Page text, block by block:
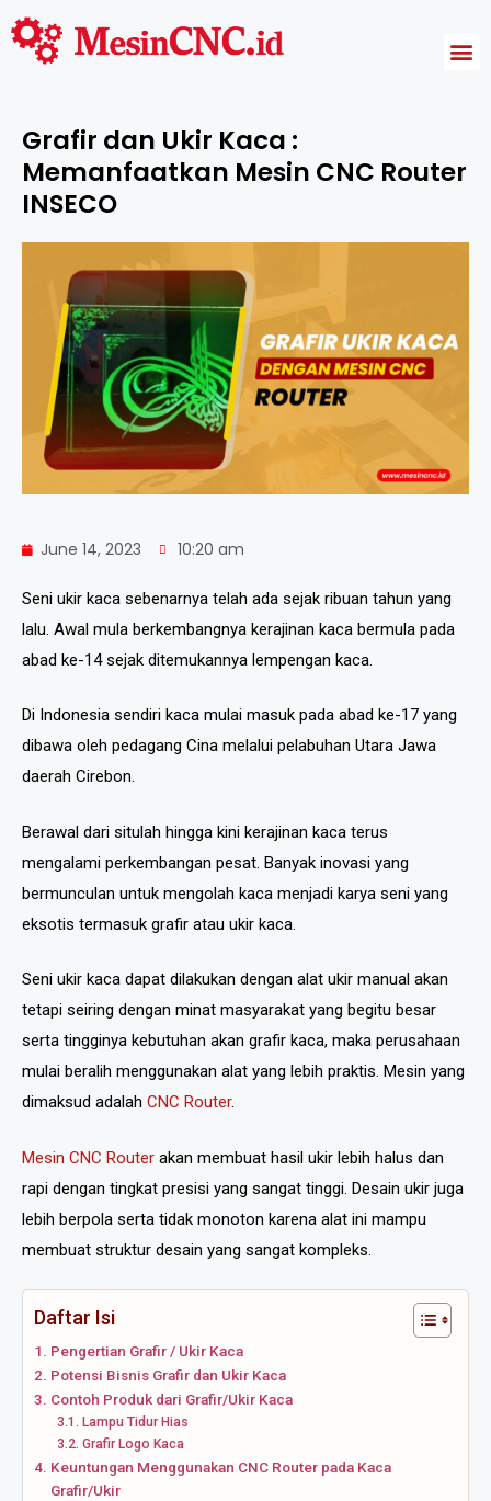
Grafir dan Ukir Kaca :
Memanfaatkan Mesin CNC Router
INSECO
June 14, 2023 10:20 am
Seni ukir kaca sebenarnya telah ada sejak ribuan tahun yang
lalu. Awal mula berkembangnya kerajinan kaca bermula pada
abad ke-14 sejak ditemukannya lempengan kaca.
Di Indonesia sendiri kaca mulai masuk pada abad ke-17 yang
dibawa oleh pedagang Cina melalui pelabuhan Utara Jawa
daerah Cirebon.
Berawal dari situlah hingga kini kerajinan kaca terus
mengalami perkembangan pesat. Banyak inovasi yang
bermunculan untuk mengolah kaca menjadi karya seni yang
eksotis termasuk grafir atau ukir kaca.
Seni ukir kaca dapat dilakukan dengan alat ukir manual akan
tetapi seiring dengan minat masyarakat yang begitu besar
serta tingginya kebutuhan akan grafir kaca, maka perusahaan
mulai beralih menggunakan alat yang lebih praktis. Mesin yang
dimaksud adalah CNC Router.
Mesin CNC Router akan membuat hasil ukir lebih halus dan
rapi dengan tingkat presisi yang sangat tinggi. Desain ukir juga
lebih berpola serta tidak monoton karena alat ini mampu
membuat struktur desain yang sangat kompleks.
Daftar Isi
Pengertian Grafir / Ukir Kaca
Potensi Bisnis Grafir dan Ukir Kaca
Contoh Produk dari Grafir/Ukir Kaca
Lampu Tidur Hias
Grafir Logo Kaca
Keuntungan Menggunakan CNC Router pada Kaca
Grafir/Ukir